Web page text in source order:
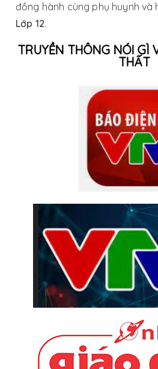
đồng hành cùng phụ huynh và
Lớp 12.
TRUYỀN THÔNG NÓI GÌ
THẤT